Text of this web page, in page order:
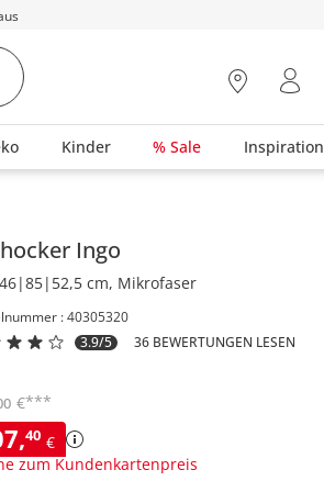
Kinder % Sale Inspiration
Ingo
cm, Mikrofaser
: 40305320
3.9/5
36 BEWERTUNGEN LESEN
,40 €
zum Kundenkartenpreis
€***